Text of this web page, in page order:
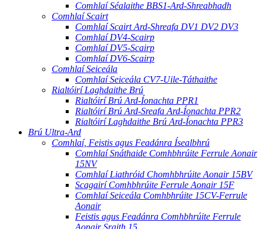
Comhlaí Séalaithe BBS1-Ard-Shreabhadh
Comhlaí Scairt
Comhlaí Scairt Ard-Shreafa DV1 DV2 DV3
Comhlaí DV4-Scairp
Comhlaí DV5-Scairp
Comhlaí DV6-Scairp
Comhlaí Seiceála
Comhlaí Seiceála CV7-Uile-Táthaithe
Rialtóirí Laghdaithe Brú
Rialtóirí Brú Ard-Íonachta PPR1
Rialtóirí Brú Ard-Sreafa Ard-Íonachta PPR2
Rialtóirí Laghdaithe Brú Ard-Íonachta PPR3
Brú Ultra-Ard
Comhlaí, Feistis agus Feadánra Ísealbhrú
Comhlaí Snáthaide Comhbhrúite Ferrule Aonair
15NV
Comhlaí Liathróid Chomhbhrúite Aonair 15BV
Scagairí Comhbhrúite Ferrule Aonair 15F
Comhlaí Seiceála Comhbhrúite 15CV-Ferrule
Aonair
Feistis agus Feadánra Comhbhrúite Ferrule
Aonair Sraith 15